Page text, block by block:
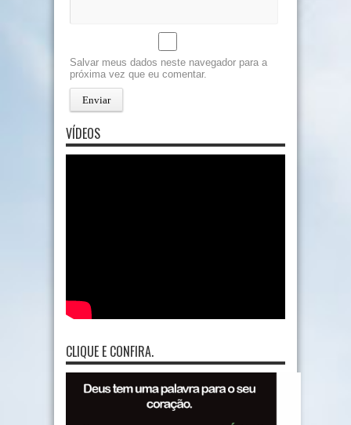
Salvar meus dados neste navegador para a
próxima vez que eu comentar.
VÍDEOS
CLIQUE E CONFIRA.